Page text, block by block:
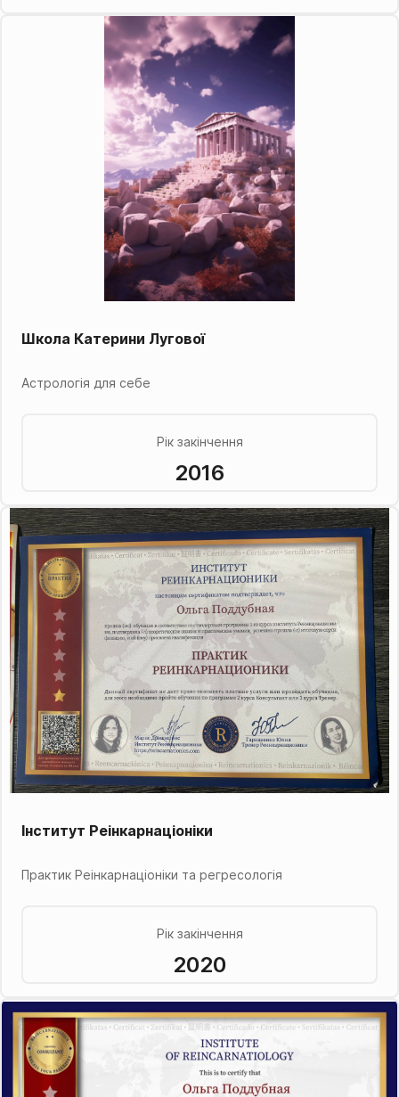
Школа Катерини Лугової
Астрологія для себе
Рік закінчення
2016
Інститут Реінкарнаціоніки
Практик Реінкарнаціоніки та регресологія
Рік закінчення
2020